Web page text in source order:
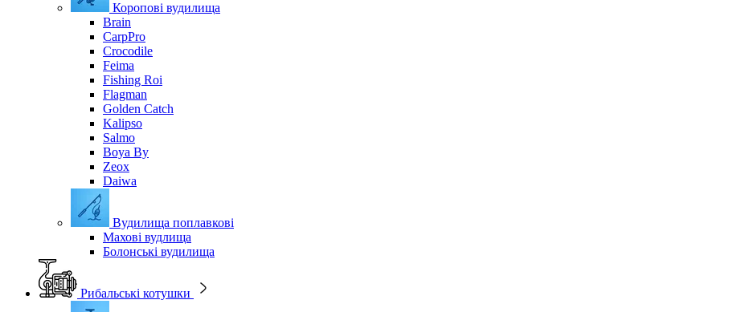
Коропові вудилища
Brain
CarpPro
Crocodile
Feima
Fishing Roi
Flagman
Golden Catch
Kalipso
Salmo
Boya By
Zeox
Daiwa
Вудилища поплавкові
Махові вудлища
Болонські вудилища
Рибальські котушки